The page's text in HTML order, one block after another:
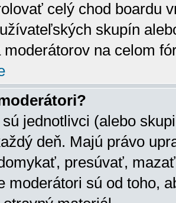
celý chod boardu
skupín
moderátorov na celom
jednotlivci (alebo
deň. Majú právo
presúvať,
moderátori sú od toho,